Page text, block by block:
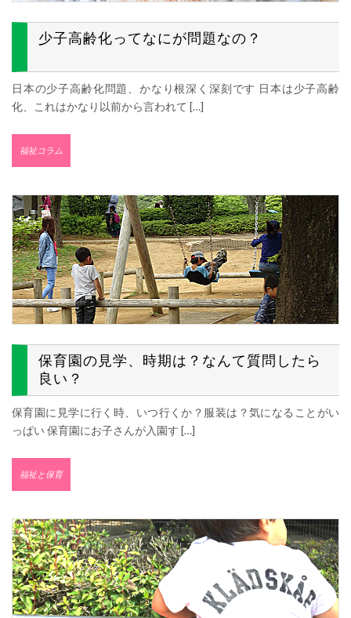
少子高齢化ってなにが問題なの？
日本の少子高齢化問題、かなり根深く深刻です 日本は少子高齢
化、これはかなり以前から言われて […]
福祉コラム
保育園の見学、時期は？なんて質問したら
良い？
保育園に見学に行く時、いつ行くか？服装は？気になることがい
っぱい 保育園にお子さんが入園す […]
福祉と保育